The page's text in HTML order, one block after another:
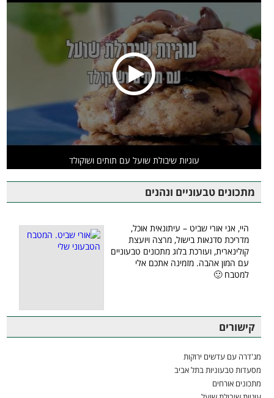
עוגיות שיבולת שועל עם תותים ושוקולד
מתכונים טבעוניים ונהנים
היי, אני אורי שביט – עיתונאית אוכל,
מדריכת סדנאות בישול, מרצה ויועצת
קולינארית, ועורכת בלוג מתכונים טבעוניים
עם המון אהבה. מזמינה אתכם אלי
למטבח 🙂
קישורים
מג'דרה עם עדשים ירוקות
מסעדות טבעוניות בתל אביב
מתכונים אורחים